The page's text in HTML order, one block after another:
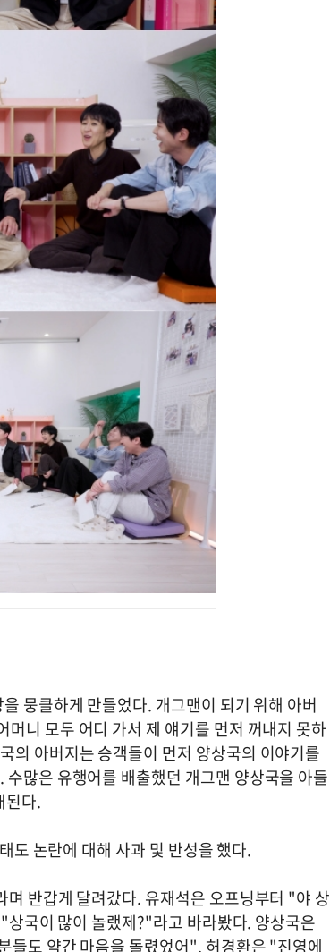
뭉클하게 만들었다. 개그맨이 되기 위해 아버
니 모두 어디 가서 제 얘기를 먼저 꺼내지 못하
의 아버지는 승객들이 먼저 양상국의 이야기를
많은 유행어를 배출했던 개그맨 양상국을 아들
된다.
도 논란에 대해 사과 및 반성을 했다.
반갑게 달려갔다. 유재석은 오프닝부터 "야 상
국이 많이 놀랬제?"라고 바라봤다. 양상국은
도 약간 마음을 돌렸었어", 허경환은 "진영에